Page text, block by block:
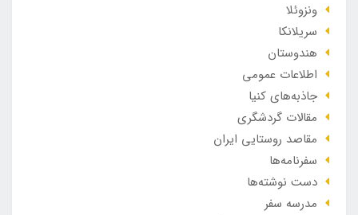
ونزوئلا
سریلانکا
هندوستان
اطلاعات عمومی
جاذبه‌های کنیا
مقالات گردشگری
مقاصد روستایی ایران
سفرنامه‌ها
دست نوشته‌ها
مدرسه سفر